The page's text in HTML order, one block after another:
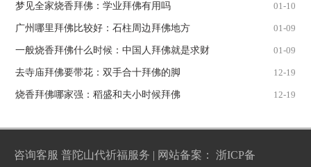
01-10
梦见全家烧香拜佛：学业拜佛有用吗
01-09
广州哪里拜佛比较好：石柱周边拜佛地方
01-09
一般烧香拜佛什么时候：中国人拜佛就是求财
12-19
去寺庙拜佛要带花：双手合十拜佛的脚
12-19
烧香拜佛哪家强：稻盛和夫小时候拜佛
咨询客服 普陀山代祈福服务 | 网站备案： 浙ICP备